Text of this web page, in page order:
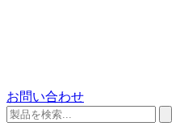
お問い合わせ